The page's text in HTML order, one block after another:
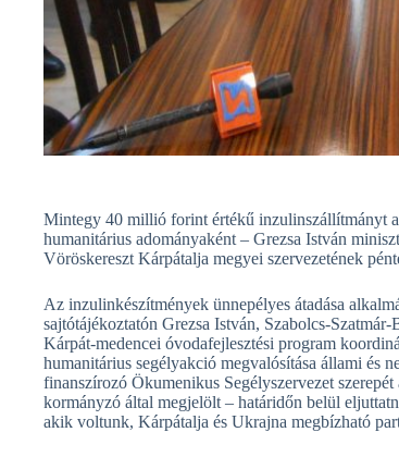
Mintegy 40 millió forint értékű inzulinszállítmányt
humanitárius adományaként – Grezsa István
Vöröskereszt Kárpátalja megyei szervezetének
Az inzulinkészítmények ünnepélyes átadása
sajtótájékoztatón Grezsa István, Szabolcs-
Kárpát-medencei óvodafejlesztési program
humanitárius segélyakció megvalósítása állami és
finanszírozó Ökumenikus Segélyszervezet
kormányzó által megjelölt – határidőn belül
akik voltunk, Kárpátalja és Ukrajna megbízható